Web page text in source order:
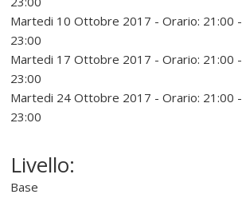
P
r
o
m
u
e
r
Martedi 10 Ottobre 2017 - Orario: 21:00 -
23:00
Martedi 17 Ottobre 2017 - Orario: 21:00 -
23:00
Martedi 24 Ottobre 2017 - Orario: 21:00 -
23:00
Livello:
Base